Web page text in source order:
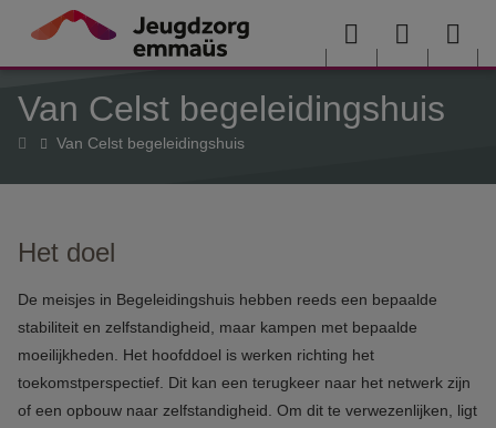
Overslaan en naar de inhoud gaan
Menu User
menu
Van Celst begeleidingshuis
HomeVan Celst begeleidingshuis
Het doel
De meisjes in Begeleidingshuis hebben reeds een bepaalde
stabiliteit en zelfstandigheid, maar kampen met bepaalde
moeilijkheden. Het hoofddoel is werken richting het
toekomstperspectief. Dit kan een terugkeer naar het netwerk zijn
of een opbouw naar zelfstandigheid. Om dit te verwezenlijken, ligt